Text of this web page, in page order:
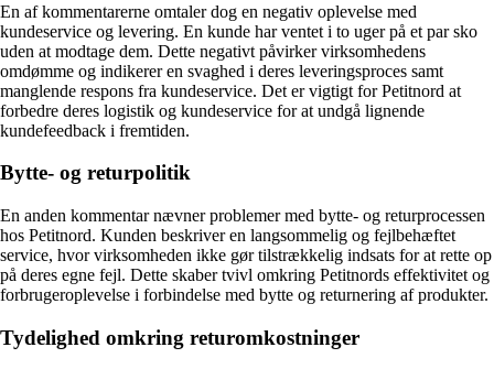
En af kommentarerne omtaler dog en negativ oplevelse med
kundeservice og levering. En kunde har ventet i to uger på et par sko
uden at modtage dem. Dette negativt påvirker virksomhedens
omdømme og indikerer en svaghed i deres leveringsproces samt
manglende respons fra kundeservice. Det er vigtigt for Petitnord at
forbedre deres logistik og kundeservice for at undgå lignende
kundefeedback i fremtiden.
Bytte- og returpolitik
En anden kommentar nævner problemer med bytte- og returprocessen
hos Petitnord. Kunden beskriver en langsommelig og fejlbehæftet
service, hvor virksomheden ikke gør tilstrækkelig indsats for at rette op
på deres egne fejl. Dette skaber tvivl omkring Petitnords effektivitet og
forbrugeroplevelse i forbindelse med bytte og returnering af produkter.
Tydelighed omkring returomkostninger